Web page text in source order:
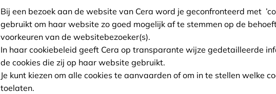
met forse vergrijzing en
maar vooral ook in leden-
FLC had in 2014 voor
ledenobligaties.
leden uitkeert in
Bij een bezoek aan de website van Cera word je geconfronteerd met
gebruikt om haar website zo goed mogelijk af te stemmen op de
voorkeuren van de websitebezoeker(s).
In haar cookiebeleid geeft Cera op transparante wijze gedetailleerde
de cookies die zij op haar website gebruikt.
Je kunt kiezen om alle cookies te aanvaarden of om in te stellen welke
toelaten.